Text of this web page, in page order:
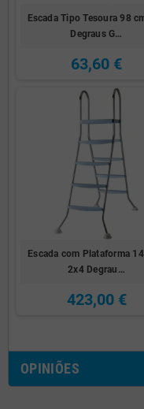
Escada Tipo Tesoura 98
Degraus G…
63,60 €
Escada com Plataforma
2x4 Degrau…
423,00 €
OPINIÕES